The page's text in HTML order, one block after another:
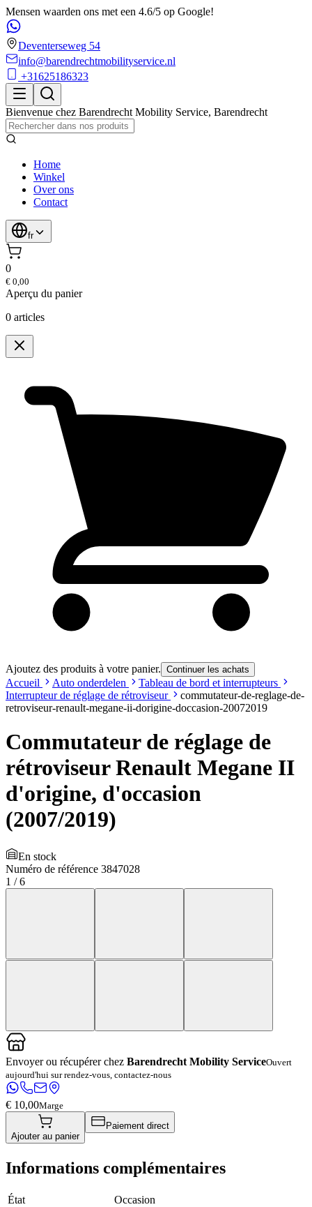
Mensen waarden ons met een 4.6/5 op Google!
Deventerseweg 54
info@barendrechtmobilityservice.nl
+31625186323
Bienvenue chez Barendrecht Mobility Service, Barendrecht
Home
Winkel
Over ons
Contact
fr
0
€ 0,00
Aperçu du panier
0 articles
Ajoutez des produits à votre panier. Continuer les achats
Accueil Auto onderdelen
Tableau de bord et interrupteurs
Interrupteur de réglage de rétroviseur
commutateur-de-reglage-de-
retroviseur-renault-megane-ii-dorigine-doccasion-20072019
Commutateur de réglage de
rétroviseur Renault Megane II
d'origine, d'occasion
(2007/2019)
En stock
Numéro de référence 3847028
1 /6
Envoyer ou récupérer chez Barendrecht Mobility ServiceOuvert
aujourd'hui sur rendez-vous, contactez-nous
€ 10,00Marge
Ajouter au panier
Paiement direct
Informations complémentaires
État
Occasion